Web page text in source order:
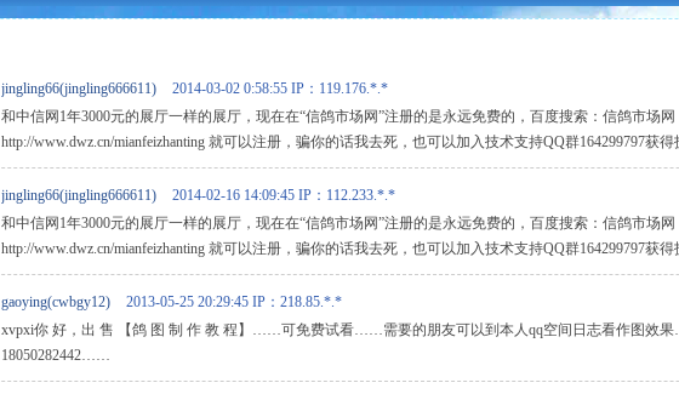
jingling66(jingling666611) 2014-03-02 0:58:55 IP：119.176.*.*
和中信网1年3000元的展厅一样的展厅，现在在“信鸽市场网”注册的是永远免费的，百度搜索：信鸽市场
http://www.dwz.cn/mianfeizhanting 就可以注册，骗你的话我去死，也可以加入技术支持QQ群164299797获得
jingling66(jingling666611) 2014-02-16 14:09:45 IP：112.233.*.*
和中信网1年3000元的展厅一样的展厅，现在在“信鸽市场网”注册的是永远免费的，百度搜索：信鸽市场
http://www.dwz.cn/mianfeizhanting 就可以注册，骗你的话我去死，也可以加入技术支持QQ群164299797获得
gaoying(cwbgy12) 2013-05-25 20:29:45 IP：218.85.*.*
xvpxi你 好，出 售 【鸽 图 制 作 教 程】……可免费试看……需要的朋友可以到本人qq空间日志看作图效果
18050282442……